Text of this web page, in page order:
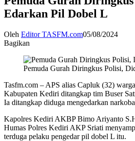
Edarkan Pil Dobel L
Oleh Editor TASFM.com05/08/2024
Bagikan
Pemuda Gurah Diringkus Polisi,
Tasfm.com – APS alias Capluk (32)
Kabupaten Kediri ditangkap tim Buser
Ia ditangkap diduga mengedarkan
Kapolres Kediri AKBP Bimo Ariyanto
Humas Polres Kediri AKP Sriati
terduga pelaku pengedar pil dobel L itu.